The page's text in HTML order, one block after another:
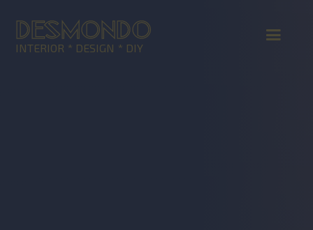
DESMONDO
INTERIOR * DESIGN * DIY